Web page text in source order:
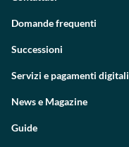
Domande frequenti
Successioni
Servizi e pagamenti digitali
News e Magazine
Guide